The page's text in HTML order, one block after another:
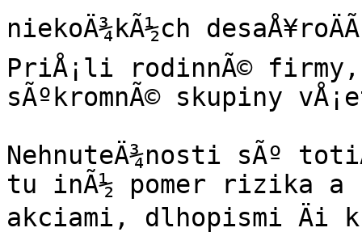
niekoÄ¾kÃ½ch
PriÅ¡li rodinnÃ© firmy,
sÃºkromnÃ© skupiny
NehnuteÄ¾nosti sÃº
tu inÃ½ pomer rizika a
akciami, dlhopismi Äi